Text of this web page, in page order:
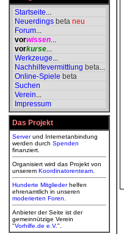
Startseite...
Neuerdings beta neu
Forum...
vorwissen...
vorkurse...
Werkzeuge...
Nachhilfevermittlung beta...
Online-Spiele beta
Suchen
Verein...
Impressum
Das Projekt
Serverund Internetanbindung
werden durch Spenden
finanziert.
Organisiert wird das Projekt von
unserem Koordinatorenteam
Hunderte Mitgliederhelfen
ehrenamtlich in unseren
moderierten Foren
Anbieter der Seite ist der
gemeinnützige Verein
"Vorhilfe.de e.V.".